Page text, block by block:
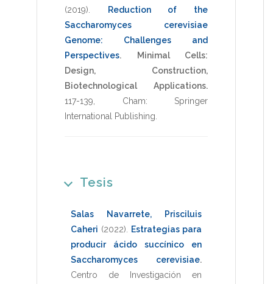
(2019)
Reduction of the
Saccharomyces cerevisiae
Genome: Challenges and
Perspectives.
Minimal Cells:
Design, Construction,
Biotechnological Applications.
117-139
Cham: Springer
International Publishing
Tesis
Salas Navarrete, Prisciluis
Caheri (2022)
Estrategias para
producir ácido succínico en
Saccharomyces cerevisiae.
Centro de Investigación en